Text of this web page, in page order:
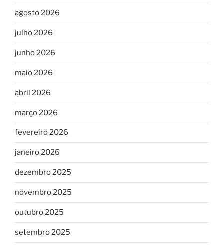
agosto 2026
julho 2026
junho 2026
maio 2026
abril 2026
março 2026
fevereiro 2026
janeiro 2026
dezembro 2025
novembro 2025
outubro 2025
setembro 2025